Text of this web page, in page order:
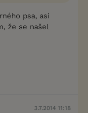
psa, asi
že se našel
3.7.2014 11:18